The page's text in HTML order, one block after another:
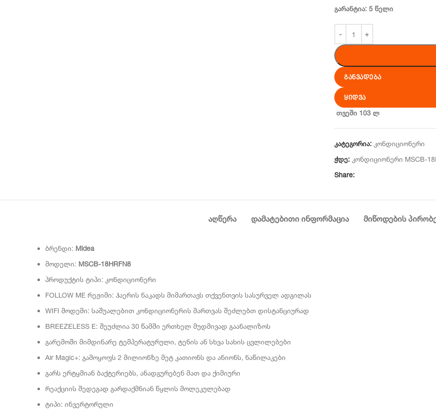
გარანტია: 5 წელი
ᲒᲐᲜᲕᲐᲓᲔᲑᲐ
ᲧᲘᲓᲕᲐ
თვეში 103 ლ
კატეგორია: კონდიციონერი
ჭდე: კონდიციონერი MSCB-
Share:
ᲐᲦᲬᲔᲠᲐ ᲓᲐᲛᲐᲢᲔᲑᲘᲗᲘ ᲘᲜᲤᲝᲠᲛᲐᲪᲘᲐ ᲛᲘᲬᲝᲓᲔᲑᲘᲡ
ბრენდი: Midea
მოდელი: MSCB-18HRFN8
პროდუქტის ტიპი: კონდიციონერი
FOLLOW ME რეჟიმი: ჰაერის ნაკადს მიმართავს თქვენთვის სასურველ ადგილას
WIFI მოდემი: საშუალებით კონდიციონერის მართვას შეძლებთ დისტანციურად
BREEZELESS E: შეუძლია 30 წამში ერთხელ მუდმივად გაანალიზოს
გარემოში მიმდინარე ტემპერატურული, ტენის ან სხვა სახის ცვლილებები
Air Magic+: გამოყოფს 2 მილიონზე მეტ კათიონს და ანიონს, ნაწილაკები
გარს ერტყმიან ბაქტერიებს, ანადგურებენ მათ და ქიმიური
რეაქციის შედეგად გარდაქმნიან წყლის მოლეკულებად
ტიპი: ინვერტორული